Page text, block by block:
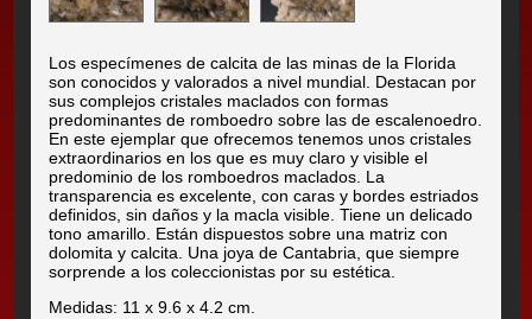
Los especímenes de calcita de las minas de la Florida
son conocidos y valorados a nivel mundial. Destacan por
sus complejos cristales maclados con formas
predominantes de romboedro sobre las de escalenoedro.
En este ejemplar que ofrecemos tenemos unos cristales
extraordinarios en los que es muy claro y visible el
predominio de los romboedros maclados. La
transparencia es excelente, con caras y bordes estriados
definidos, sin daños y la macla visible. Tiene un delicado
tono amarillo. Están dispuestos sobre una matriz con
dolomita y calcita. Una joya de Cantabria, que siempre
sorprende a los coleccionistas por su estética.
Medidas: 11 x 9.6 x 4.2 cm.